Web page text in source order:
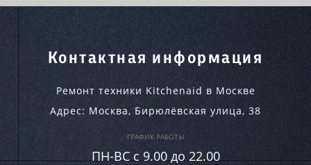
Контактная информация
Ремонт техники Kitchenaid в Москве
Адрес: Москва, Бирюлёвская улица, 38
ГРАФИК РАБОТЫ
ПН-ВC c 9.00 до 22.00